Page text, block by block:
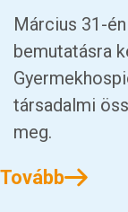
Március 31-
bemutatásra
társadalmi
meg.
Tovább